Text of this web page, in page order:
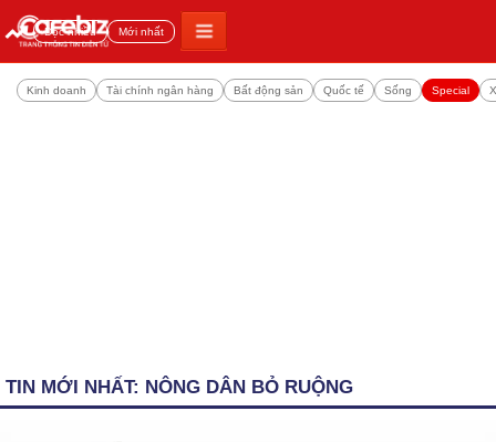
Đọc nhiều Mới nhất
Kinh doanh Tài chính ngân hàng Bất động sản Quốc tế Sống Special
TIN MỚI NHẤT: NÔNG DÂN BỎ RUỘNG